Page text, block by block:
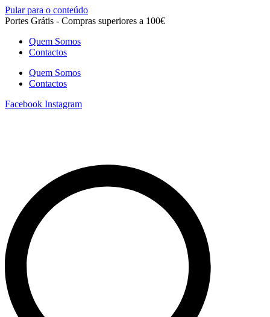
Pular para o conteúdo
Portes Grátis - Compras superiores a 100€
Quem Somos
Contactos
Quem Somos
Contactos
Facebook Instagram